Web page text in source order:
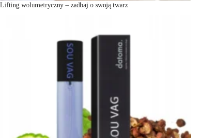
Lifting wolumetryczny – zadbaj o swoją twarz